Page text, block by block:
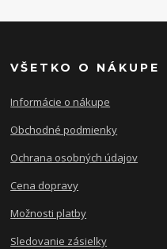
VŠETKO O NÁKUPE
Informácie o nákupe
Obchodné podmienky
Ochrana osobných údajov
Cena dopravy
Možnosti platby
Sledovanie zásielky